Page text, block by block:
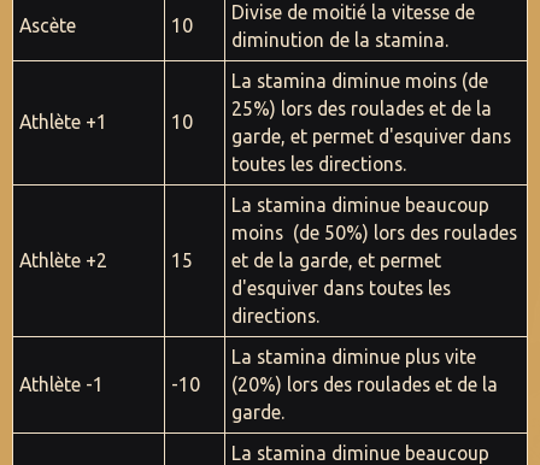
Ascète 10
Divise de moitié la vitesse de
diminution de la stamina.
Athlète +1 10
La stamina diminue moins (de
25%) lors des roulades et de la
garde, et permet d'esquiver dans
toutes les directions.
Athlète +2 15
La stamina diminue beaucoup
moins (de 50%) lors des roulades
et de la garde, et permet
d'esquiver dans toutes les
directions.
Athlète -1 -10
La stamina diminue plus vite
(20%) lors des roulades et de la
garde.
La stamina diminue beaucoup